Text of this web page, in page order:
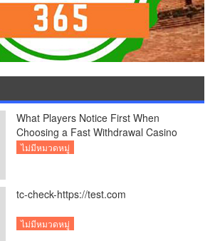
What Players Notice First When
Choosing a Fast Withdrawal Casino
UK
ไม่มีหมวดหมู่
tc-check-https://test.com
ไม่มีหมวดหมู่